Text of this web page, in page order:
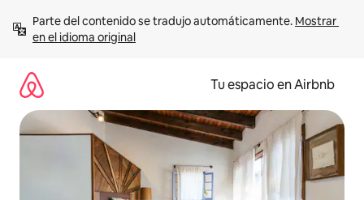
contenido
Parte del contenido se tradujo automáticamente. Mostrar
en el idioma original
Tu espacio en Airbnb